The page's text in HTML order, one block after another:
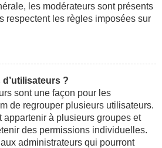
les modérateurs sont présents
respectent les règles imposées sur
?
sont une façon pour les
de regrouper plusieurs utilisateurs.
à plusieurs groupes et
des permissions individuelles.
administrateurs qui pourront